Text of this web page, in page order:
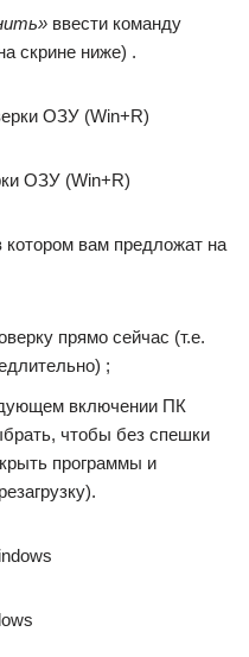
ввести команду
скрине ниже) .
ОЗУ (Win+R)
вам предложат на
прямо сейчас (т.е.
;
включении ПК
чтобы без спешки
программы и